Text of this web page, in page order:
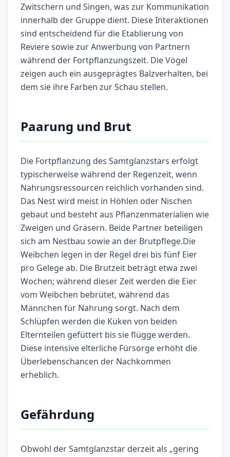
Zwitschern und Singen, was zur Kommunikation
innerhalb der Gruppe dient. Diese Interaktionen
sind entscheidend für die Etablierung von
Reviere sowie zur Anwerbung von Partnern
während der Fortpflanzungszeit. Die Vögel
zeigen auch ein ausgeprägtes Balzverhalten, bei
dem sie ihre Farben zur Schau stellen.
Paarung und Brut
Die Fortpflanzung des Samtglanzstars erfolgt
typischerweise während der Regenzeit, wenn
Nahrungsressourcen reichlich vorhanden sind.
Das Nest wird meist in Höhlen oder Nischen
gebaut und besteht aus Pflanzenmaterialien wie
Zweigen und Gräsern. Beide Partner beteiligen
sich am Nestbau sowie an der Brutpflege.Die
Weibchen legen in der Regel drei bis fünf Eier
pro Gelege ab. Die Brutzeit beträgt etwa zwei
Wochen; während dieser Zeit werden die Eier
vom Weibchen bebrütet, während das
Männchen für Nahrung sorgt. Nach dem
Schlüpfen werden die Küken von beiden
Elternteilen gefüttert bis sie flügge werden.
Diese intensive elterliche Fürsorge erhöht die
Überlebenschancen der Nachkommen
erheblich.
Gefährdung
Obwohl der Samtglanzstar derzeit als „gering